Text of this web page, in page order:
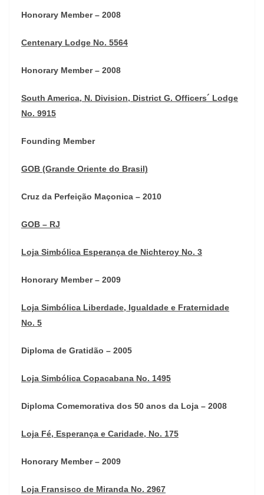
Honorary Member – 2008
Centenary Lodge No. 5564
Honorary Member – 2008
South America, N. Division, District G. Officers´ Lodge
No. 9915
Founding Member
GOB (Grande Oriente do Brasil)
Cruz da Perfeição Maçonica – 2010
GOB – RJ
Loja Simbólica Esperança de Nichteroy No. 3
Honorary Member – 2009
Loja Simbólica Liberdade, Igualdade e Fraternidade
No. 5
Diploma de Gratidão – 2005
Loja Simbólica Copacabana No. 1495
Diploma Comemorativa dos 50 anos da Loja – 2008
Loja Fé, Esperança e Caridade, No. 175
Honorary Member – 2009
Loja Fransisco de Miranda No. 2967